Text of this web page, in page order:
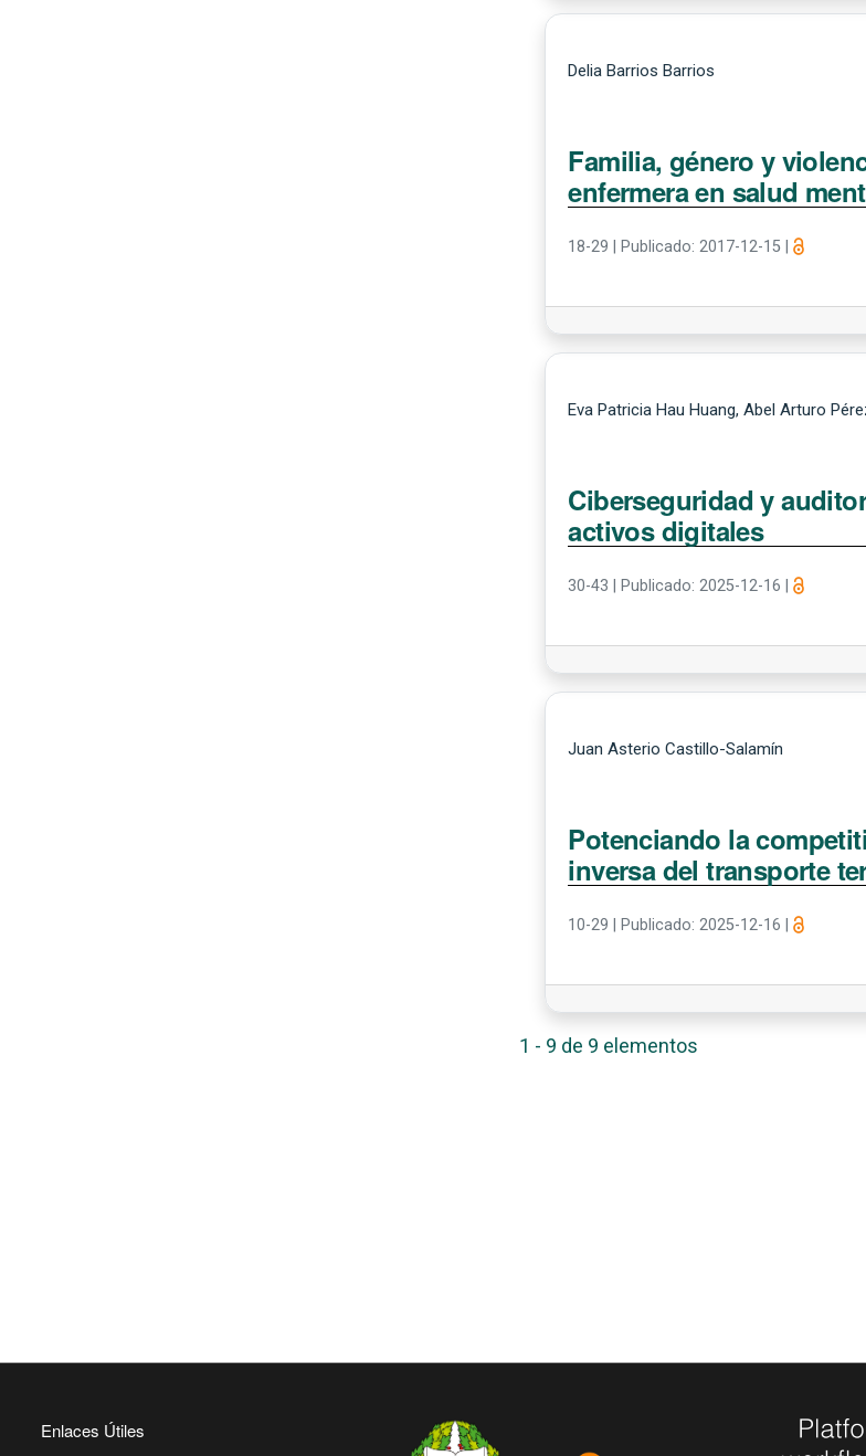
Delia Barrios Barrios
Familia, género y
enfermera en salud
18-29 Publicado: 2017-12-15 |
Eva Patricia Hau Huang, Abel Arturo
Ciberseguridad y
activos digitales
30-43 Publicado: 2025-12-16 |
Juan Asterio Castillo-Salamín
Potenciando la
inversa del transporte
10-29 Publicado: 2025-12-16 |
1 - 9 de 9 elementos
Enlaces Útiles